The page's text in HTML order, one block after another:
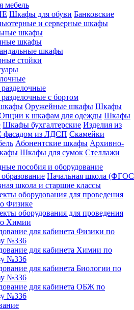
мебель
Шкафы для обуви Банковские
и серверные шкафы
шкафы
шкафы
шкафы
стойки
с бортом
Оружейные шкафы Шкафы
к шкафам для одежды Шкафы
Шкафы бухгалтерские Изделия из
фасадом из ЛДСП Скамейки
Абонентские шкафы Архивно-
Шкафы для сумок Стеллажи
пособия и оборудование
Начальная школа (ФГОС
школа и старшие классы
оборудования для проведения
Физике
оборудования для проведения
Химии
для кабинета Физики по
№336
для кабинета Химии по
№336
для кабинета Биологии по
№336
для кабинета ОБЖ по
№336